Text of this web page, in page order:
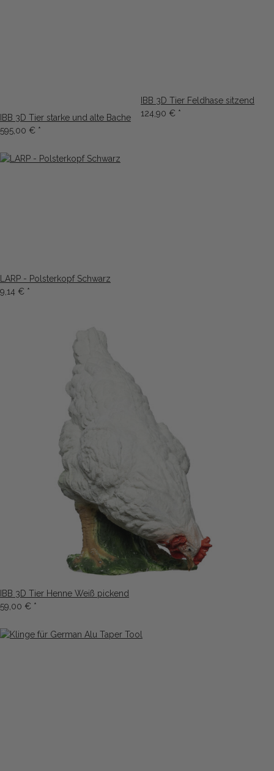
IBB 3D Tier starke und alte Bache
595,00 € *
IBB 3D Tier Feldhase sitzend
124,90 € *
LARP - Polsterkopf Schwarz
9,14 € *
IBB 3D Tier Henne Weiß pickend
59,00 € *